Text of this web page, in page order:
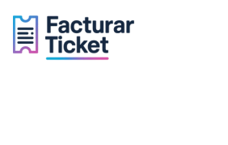
contenido